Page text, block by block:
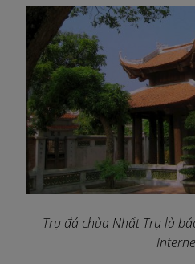
Trụ đá chùa Nhất Trụ là